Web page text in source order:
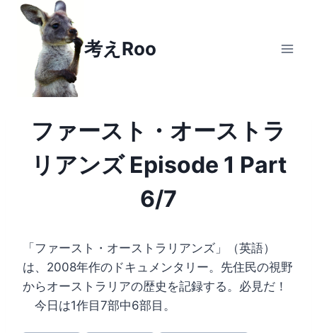
Skip
content
考えRoo
ファースト・オーストラ
リアンズ Episode 1 Part
6/7
「ファースト・オーストラリアンズ」（英語）
は、2008年作のドキュメンタリー。先住民の視野
からオーストラリアの歴史を記録する。必見だ！
今日は1作目7部中6部目。